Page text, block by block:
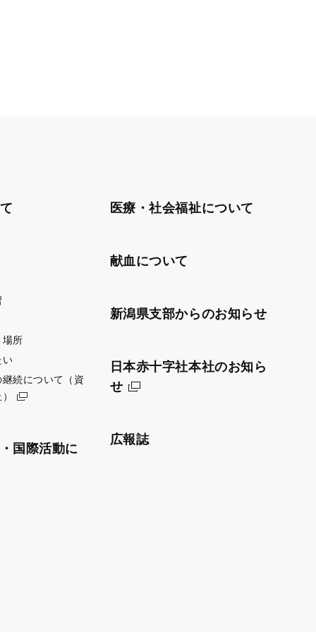
場所
い
続について（資
国際活動に
医療・社会福祉について
献血について
新潟県支部からのお知らせ
日本赤十字社本社のお知ら
せ
広報誌